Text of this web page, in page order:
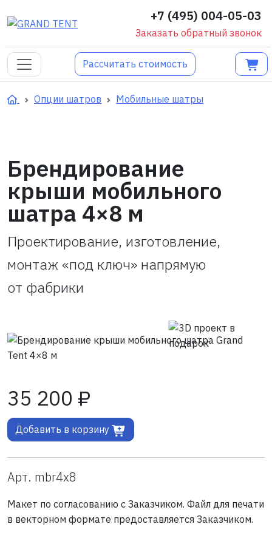
+7 (495) 004-05-03
Заказать обратный звонок
Рассчитать стоимость
Опции шатров Мобильные шатры
Брендирование
крыши мобильного
шатра 4×8 м
Проектирование, изготовление,
монтаж «под ключ» напрямую
от фабрики
35 200 ₽
Добавить в корзину
Арт. mbr4x8
Макет по согласованию с Заказчиком. Файл для печати
в векторном формате предоставляется Заказчиком.